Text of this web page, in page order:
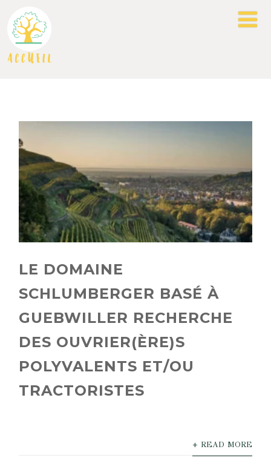
LE DOMAINE
SCHLUMBERGER BASÉ À
GUEBWILLER RECHERCHE
DES OUVRIER(ÈRE)S
POLYVALENTS ET/OU
TRACTORISTES
+ READ MORE